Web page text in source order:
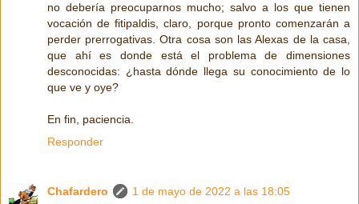
no debería preocuparnos mucho; salvo a los que tienen
vocación de fitipaldis, claro, porque pronto comenzarán a
perder prerrogativas. Otra cosa son las Alexas de la casa,
que ahí es donde está el problema de dimensiones
desconocidas: ¿hasta dónde llega su conocimiento de lo
que ve y oye?
En fin, paciencia.
Responder
Chafardero
1 de mayo de 2022 a las 18:05